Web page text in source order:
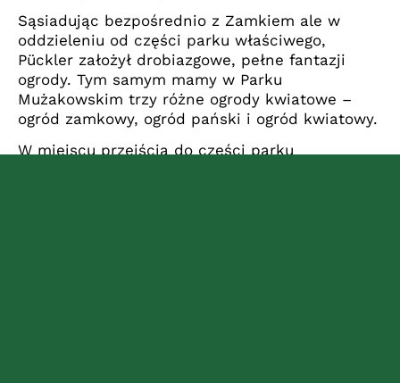
Sąsiadując bezpośrednio z Zamkiem ale w
oddzieleniu od części parku właściwego,
Pückler założył drobiazgowe, pełne fantazji
ogrody. Tym samym mamy w Parku
Mużakowskim trzy różne ogrody kwiatowe –
ogród zamkowy, ogród pański i ogród kwiatowy.
W miejscu przejścia do części parku